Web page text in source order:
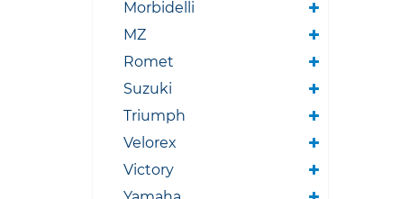
Morbidelli
MZ
Romet
Suzuki
Triumph
Velorex
Victory